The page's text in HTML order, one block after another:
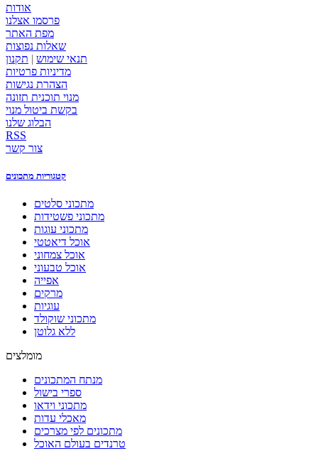
אודות
פרסמו אצלנו
מפת האתר
שאלות נפוצות
תנאי שימוש | תקנון
מדיניות פרטיות
הצהרת נגישות
מנוי תוכנית תזונה
בקשת ביטול מנוי
הבלוג שלנו
RSS
צור קשר
קטגוריות מתכונים
מתכוני סלטים
מתכוני פשטידות
מתכוני עוגות
אוכל דיאטטי
אוכל צמחוני
אוכל טבעוני
אפייה
מרקים
עוגיות
מתכוני שוקולד
ללא גלוטן
מומלצים
מנתח המתכונים
ספרי בישול
מתכוני וידאו
מאכלי עדות
מתכונים לפי מצרכים
טרנדים בעולם האוכל